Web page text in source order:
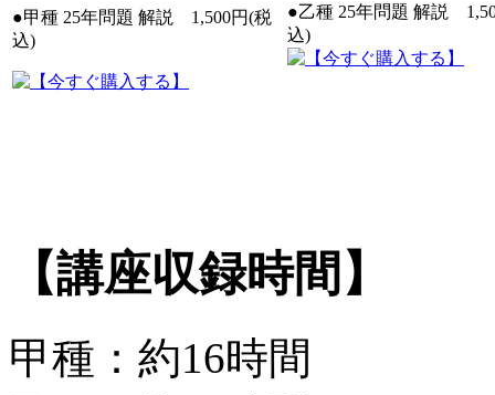
●甲種 25年問題 解説 1,500円(税
込)
●乙種 25年問題 解説
込)
【講座収録時間】
甲種：約16時間